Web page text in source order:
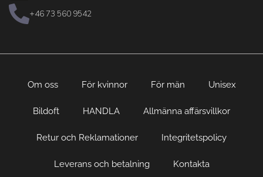
+46 73 560 9542
Om oss För kvinnor För män Unisex
Bildoft HANDLA Allmänna affärsvillkor
Retur och Reklamationer Integritetspolicy
Leverans och betalning Kontakta